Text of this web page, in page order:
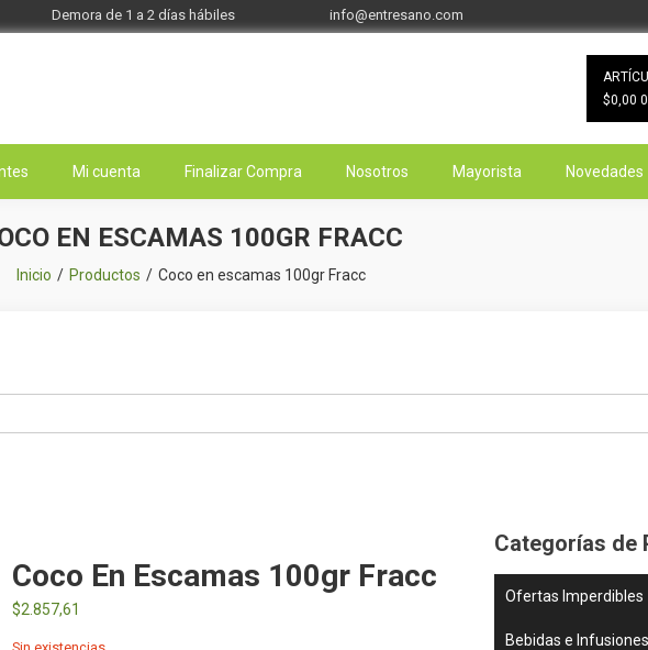
Demora de 1 a 2 días hábiles info@entresano.com
$0,00
Mi cuenta Finalizar Compra Nosotros Mayorista Novedades
EN ESCAMAS 100GR FRACC
Inicio Productos Coco en escamas 100gr Fracc
Coco En Escamas 100gr Fracc
$2.857,61
Categorías de
Ofertas Imperdibles
Bebidas e Infusiones